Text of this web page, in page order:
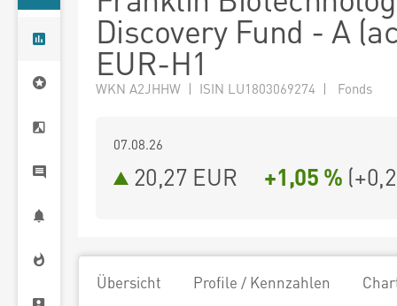
Discovery Fund - A
EUR-H1
WKN A2JHHW | ISIN LU1803069274 | Fonds
07.08.26
20,27 EUR +1,05 % (
Übersicht Profile / Kennzahlen